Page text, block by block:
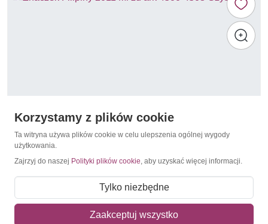
Filipiny 2011 Mi zd ark 4500-4503 Czyste **
28,00 zł
Korzystamy z plików cookie
Ta witryna używa plików cookie w celu ulepszenia ogólnej wygody
użytkowania.
Zajrzyj do naszej Polityki plików cookie, aby uzyskać więcej informacji.
Tylko niezbędne
Zaakceptuj wszystko